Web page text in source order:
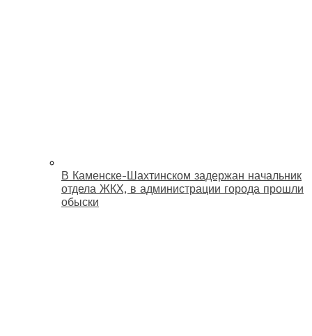
В Каменске-Шахтинском задержан начальник
отдела ЖКХ, в администрации города прошли
обыски